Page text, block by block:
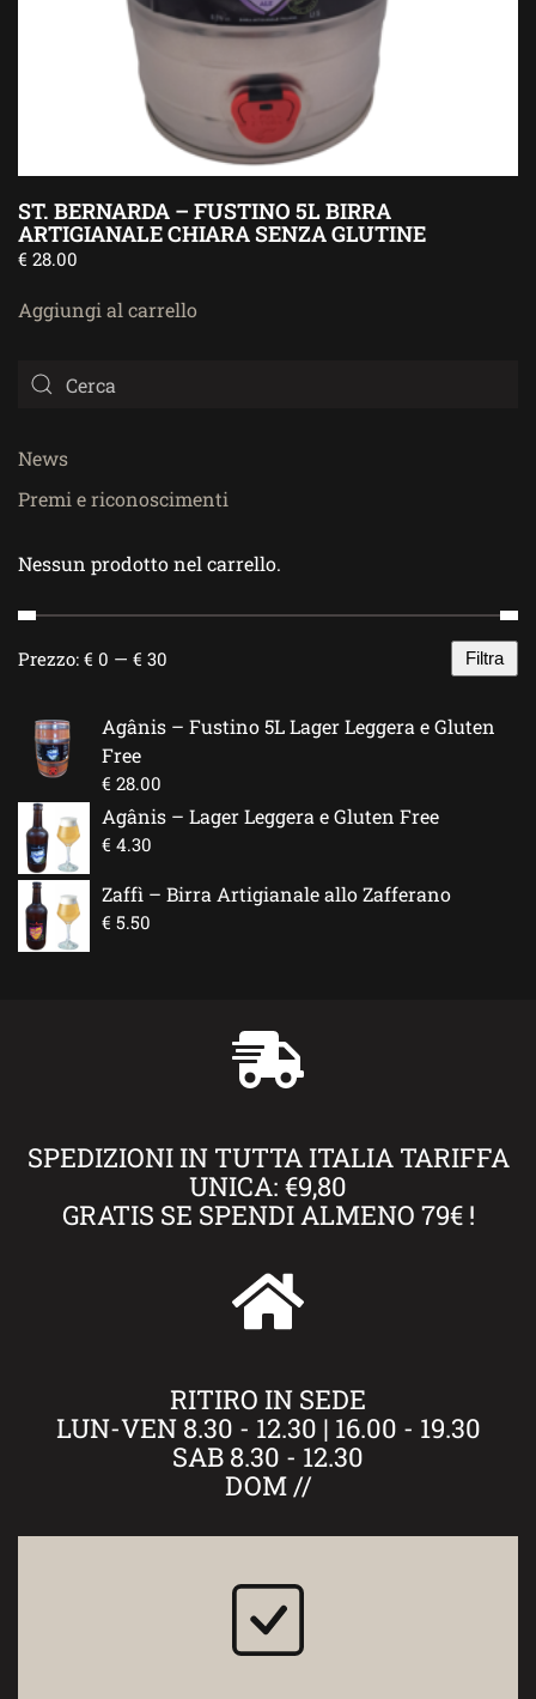
ST. BERNARDA – FUSTINO 5L BIRRA
ARTIGIANALE CHIARA SENZA GLUTINE
€ 28.00
Aggiungi al carrello
News
Premi e riconoscimenti
Nessun prodotto nel carrello.
Prezzo
Prezzo
Filtra
Prezzo: € 0 — € 30
Agânis – Fustino 5L Lager Leggera e Gluten
Free
€ 28.00
Agânis – Lager Leggera e Gluten Free
€ 4.30
Zaffì – Birra Artigianale allo Zafferano
€ 5.50
SPEDIZIONI IN TUTTA ITALIA TARIFFA
UNICA: €9,80
GRATIS SE SPENDI ALMENO 79€ !
RITIRO IN SEDE
LUN-VEN 8.30 - 12.30 | 16.00 - 19.30
SAB 8.30 - 12.30
DOM //